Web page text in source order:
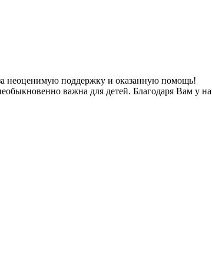
неоценимую поддержку и оказанную помощь!
важна для детей. Благодаря Вам у